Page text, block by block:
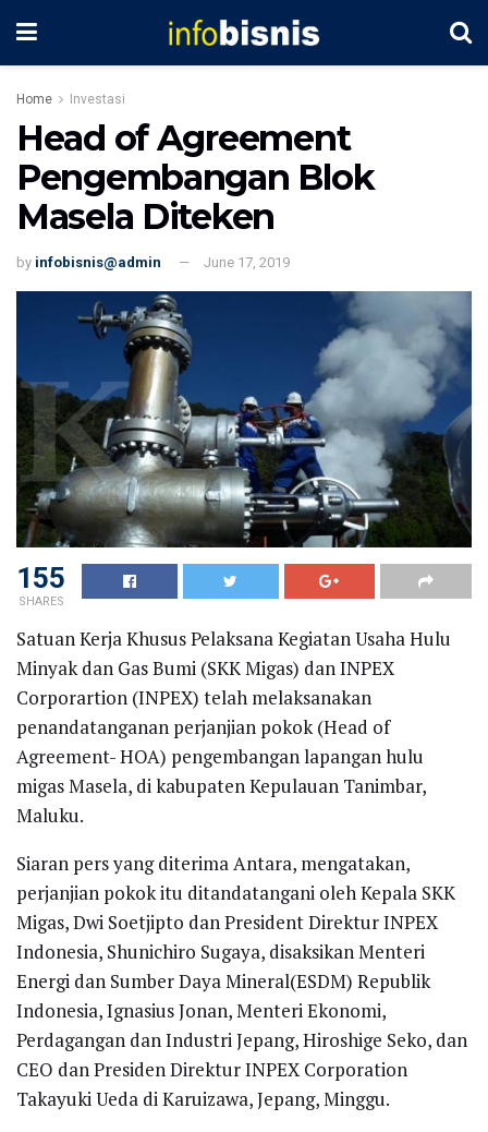
Home Investasi
Head of Agreement
Pengembangan Blok
Masela Diteken
by infobisnis@admin June 17, 2019
155
SHARES
Satuan Kerja Khusus Pelaksana Kegiatan Usaha Hulu
Minyak dan Gas Bumi (SKK Migas) dan INPEX
Corporartion (INPEX) telah melaksanakan
penandatanganan perjanjian pokok (Head of
Agreement- HOA) pengembangan lapangan hulu
migas Masela, di kabupaten Kepulauan Tanimbar,
Maluku.
Siaran pers yang diterima Antara, mengatakan,
perjanjian pokok itu ditandatangani oleh Kepala SKK
Migas, Dwi Soetjipto dan President Direktur INPEX
Indonesia, Shunichiro Sugaya, disaksikan Menteri
Energi dan Sumber Daya Mineral(ESDM) Republik
Indonesia, Ignasius Jonan, Menteri Ekonomi,
Perdagangan dan Industri Jepang, Hiroshige Seko, dan
CEO dan Presiden Direktur INPEX Corporation
Takayuki Ueda di Karuizawa, Jepang, Minggu.